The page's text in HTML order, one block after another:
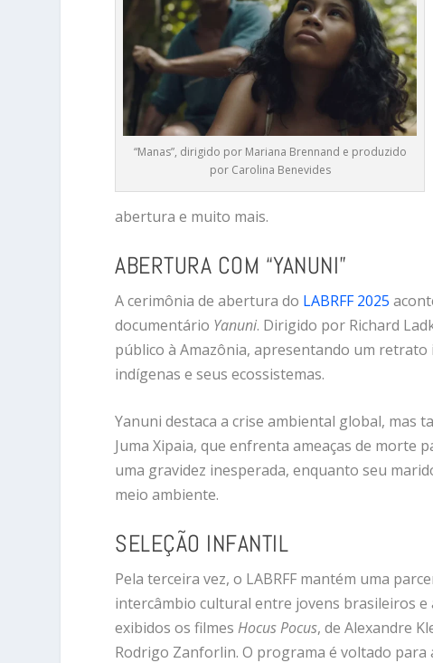
“Manas”, dirigido por Mariana Brennand e produzido
por Carolina Benevides
abertura e muito mais.
ABERTURA COM “YANUNI”
A cerimônia de abertura do LABRFF 2025
documentário Yanuni. Dirigido por Richard
público à Amazônia, apresentando um
indígenas e seus ecossistemas.
Yanuni destaca a crise ambiental global, mas
Juma Xipaia, que enfrenta ameaças de morte
uma gravidez inesperada, enquanto seu
meio ambiente.
SELEÇÃO INFANTIL
Pela terceira vez, o LABRFF mantém uma
intercâmbio cultural entre jovens brasileiros
exibidos os filmesHocus Pocus, de Alexandre
Rodrigo Zanforlin. O programa é voltado para